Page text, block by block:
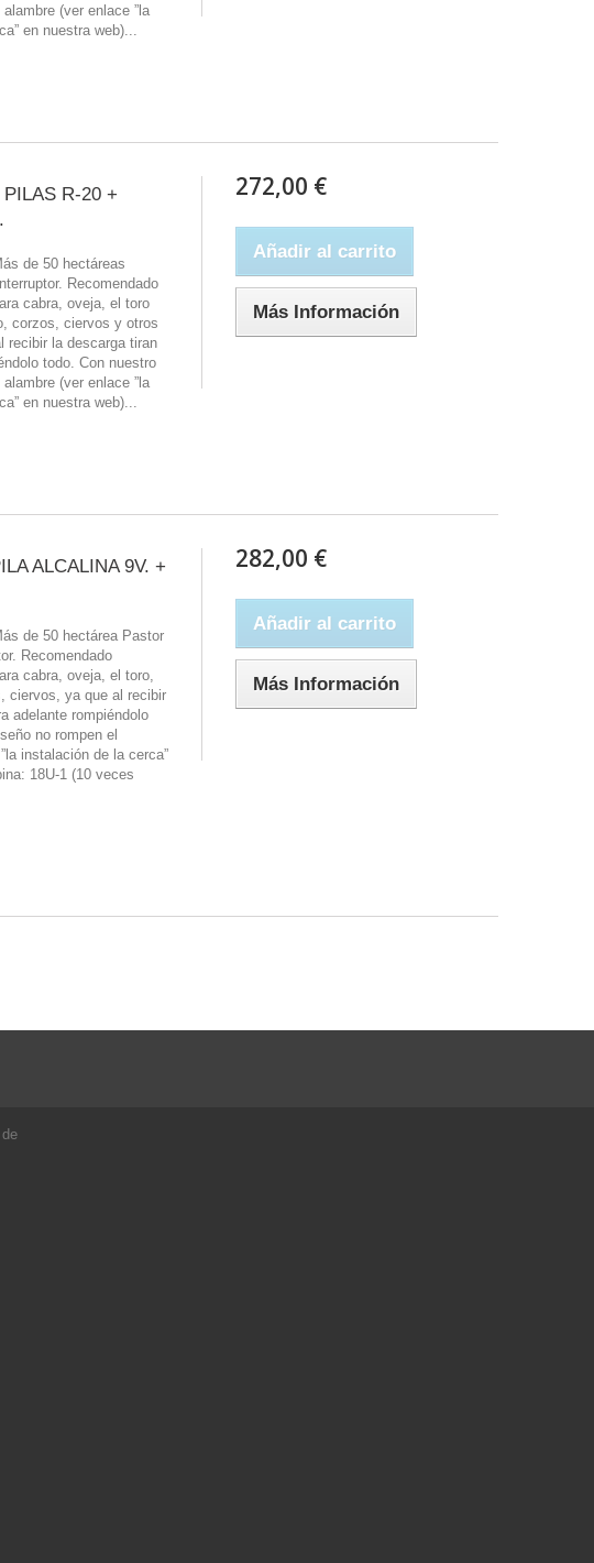
(ver enlace ”la
en nuestra web)...
R-20 +
de 50 hectáreas
Recomendado
cabra, oveja, el toro
corzos, ciervos y otros
recibir la descarga tiran
todo. Con nuestro
(ver enlace ”la
en nuestra web)...
272,00 €
Añadir al carrito
Más Información
ALCALINA 9V. +
de 50 hectárea Pastor
Recomendado
cabra, oveja, el toro,
ciervos, ya que al recibir
adelante rompiéndolo
no rompen el
instalación de la cerca”
18U-1 (10 veces
282,00 €
Añadir al carrito
Más Información